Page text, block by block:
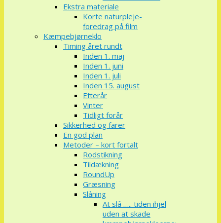
Ekstra materiale
Korte naturpleje-
foredrag på film
Kæmpebjørneklo
Timing året rundt
Inden 1. maj
Inden 1. juni
Inden 1. juli
Inden 15. august
Efterår
Vinter
Tidligt forår
Sikkerhed og farer
En god plan
Metoder – kort fortalt
Rodstikning
Tildækning
RoundUp
Græsning
Slåning
At slå ….. tiden ihjel
uden at skade